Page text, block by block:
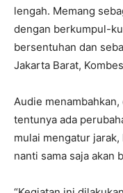
lengah. Memang
dengan berkumpul-
bersentuhan dan
Jakarta Barat,
Audie
tentunya ada
mulai mengatur
nanti sama saja akan